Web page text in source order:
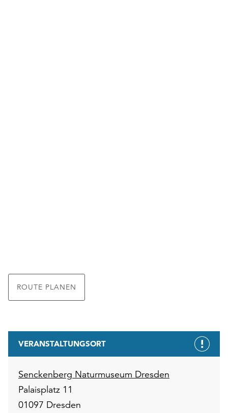
ROUTE PLANEN
VERANSTALTUNGSORT
Senckenberg Naturmuseum Dresden
Palaisplatz 11
01097 Dresden